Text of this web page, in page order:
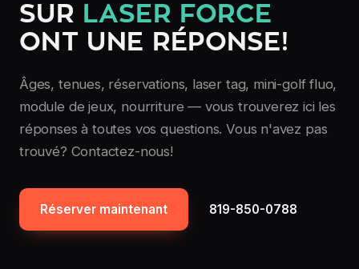
SUR LASER FORCE
ONT UNE RÉPONSE!
Âges, tenues, réservations, laser tag, mini-golf fluo,
module de jeux, nourriture — vous trouverez ici les
réponses à toutes vos questions. Vous n'avez pas
trouvé? Contactez-nous!
Réserver maintenant 819-850-0788